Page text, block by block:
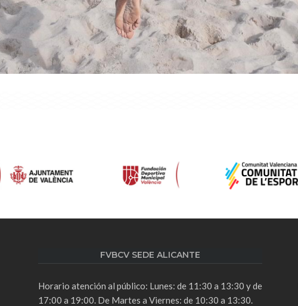
FVBCV SEDE ALICANTE
Horario atención al público: Lunes: de 11:30 a 13:30 y de
17:00 a 19:00. De Martes a Viernes: de 10:30 a 13:30.